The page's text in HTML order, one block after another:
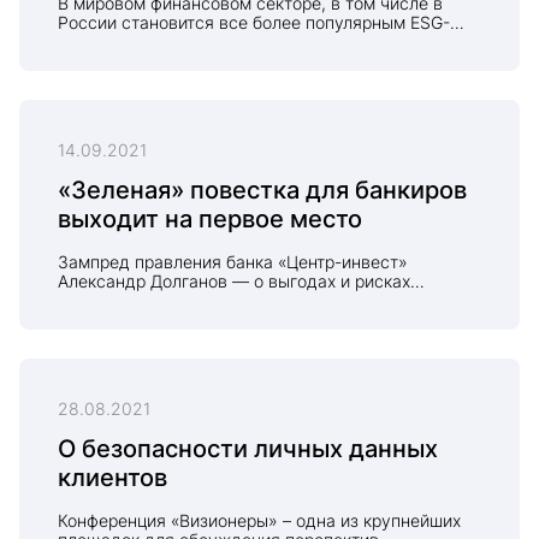
том, как ESG-повестка влияет на мировую
экономику, построил свою беседу в ходе недавней
России становится все более популярным ESG-
рассказал председатель совета директоров банка
«Центр-инвест», руководитель проектной группы
«ESG-банкинг» Ассоциации банков России, доктор
экономических наук, профессор Василий Высоков.
14.09.2021
«Зеленая» повестка для банкиров
выходит на первое место
Зампред правления банка «Центр-инвест»
Александр Долганов — о выгодах и рисках
28.08.2021
О безопасности личных данных
клиентов
Конференция «Визионеры» – одна из крупнейших